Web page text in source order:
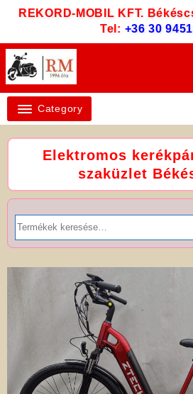
REKORD-MOBIL KFT.
Tel: +36 30
Category
Elektromos
szaküzlet
a
következőre: